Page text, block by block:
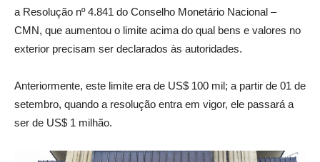
a Resolução nº 4.841 do Conselho Monetário Nacional –
CMN, que aumentou o limite acima do qual bens e valores no
exterior precisam ser declarados às autoridades.
Anteriormente, este limite era de US$ 100 mil; a partir de 01 de
setembro, quando a resolução entra em vigor, ele passará a
ser de US$ 1 milhão.